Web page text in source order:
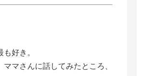
好き。
マさんに話してみたところ、